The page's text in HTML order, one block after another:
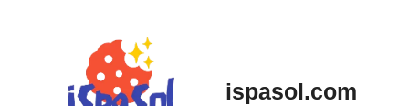
ispasol.com